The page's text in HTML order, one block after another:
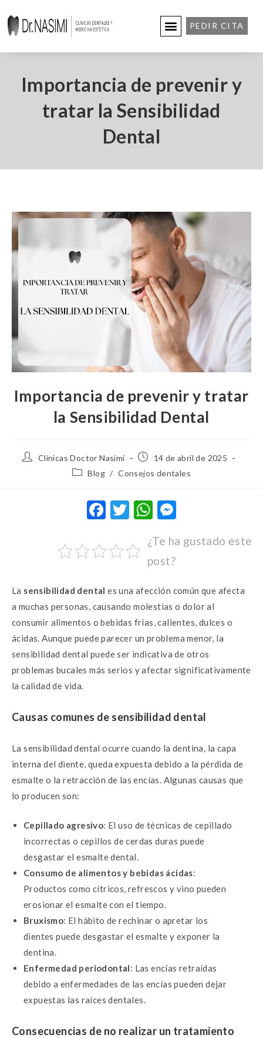
PEDIR CITA
Importancia de prevenir y
tratar la Sensibilidad
Dental
Importancia de prevenir y tratar
la Sensibilidad Dental
Clínicas Doctor Nasimi
14 de abril de 2025
Blog / Consejos dentales
F
e
o
o
k
T
it
r
W
at
s
A
p
p
se
g
er
¿Te ha gustado este
post?
La sensibilidad dental es una afección común que afecta
a muchas personas, causando molestias o dolor al
consumir alimentos o bebidas frías, calientes, dulces o
ácidas. Aunque puede parecer un problema menor, la
sensibilidad dental puede ser indicativa de otros
problemas bucales más serios y afectar significativamente
la calidad de vida.
Causas comunes de sensibilidad dental
La sensibilidad dental ocurre cuando la dentina, la capa
interna del diente, queda expuesta debido a la pérdida de
esmalte o la retracción de las encías. Algunas causas que
lo producen son:
Cepillado agresivo: El uso de técnicas de cepillado
incorrectas o cepillos de cerdas duras puede
desgastar el esmalte dental.
Consumo de alimentos y bebidas ácidas:
Productos como cítricos, refrescos y vino pueden
erosionar el esmalte con el tiempo.
Bruxismo: El hábito de rechinar o apretar los
dientes puede desgastar el esmalte y exponer la
dentina.
Enfermedad periodontal: Las encías retraídas
debido a enfermedades de las encías pueden dejar
expuestas las raíces dentales.
Consecuencias de no realizar un tratamiento